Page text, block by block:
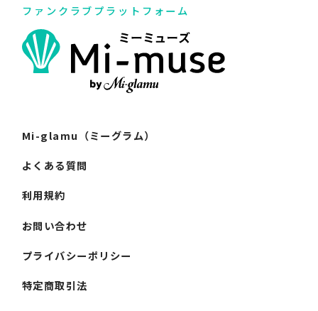
ファンクラブプラットフォーム
Mi-glamu（ミーグラム）
よくある質問
利用規約
お問い合わせ
プライバシーポリシー
特定商取引法